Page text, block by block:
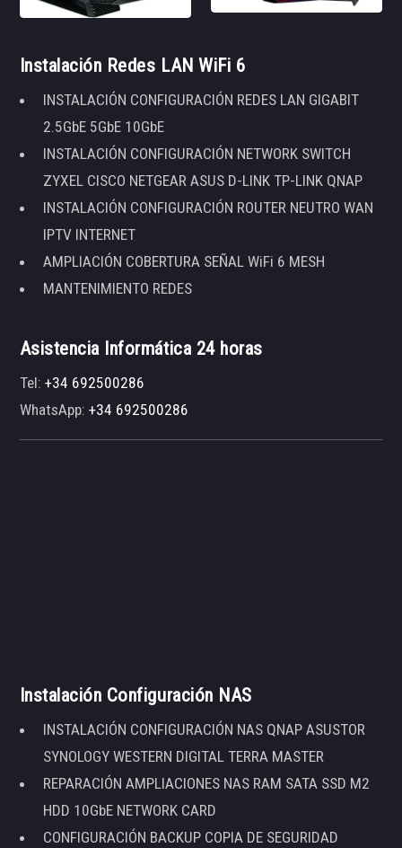
Instalación Redes LAN WiFi 6
INSTALACIÓN CONFIGURACIÓN REDES LAN GIGABIT
2.5GbE 5GbE 10GbE
INSTALACIÓN CONFIGURACIÓN NETWORK SWITCH
ZYXEL CISCO NETGEAR ASUS D-LINK TP-LINK QNAP
INSTALACIÓN CONFIGURACIÓN ROUTER NEUTRO WAN
IPTV INTERNET
AMPLIACIÓN COBERTURA SEÑAL WiFi 6 MESH
MANTENIMIENTO REDES
Asistencia Informática 24 horas
Tel:+34 692500286
WhatsApp:+34 692500286
Instalación Configuración NAS
INSTALACIÓN CONFIGURACIÓN NAS QNAP ASUSTOR
SYNOLOGY WESTERN DIGITAL TERRA MASTER
REPARACIÓN AMPLIACIONES NAS RAM SATA SSD M2
HDD 10GbE NETWORK CARD
CONFIGURACIÓN BACKUP COPIA DE SEGURIDAD